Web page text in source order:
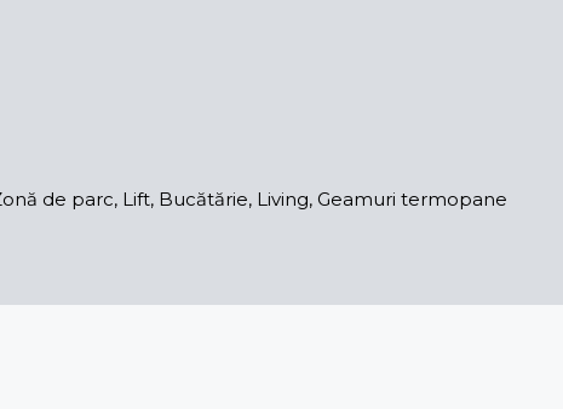
de parc, Lift, Bucătărie, Living, Geamuri termopane